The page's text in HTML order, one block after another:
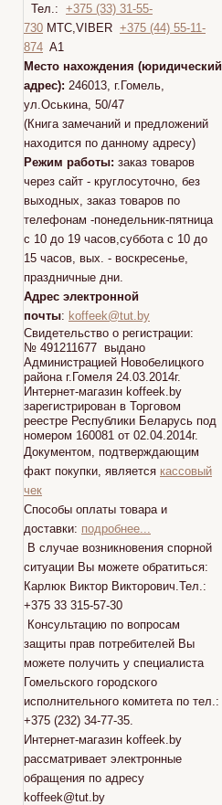
Тел.: +375 (33) 31-55-
730 МТС,VIBER +375 (44) 55-11-
874 A1
Место нахождения (юридический
адрес): 246013, г.Гомель,
ул.Оськина, 50/47
(Книга замечаний и предложений
находится по данному адресу)
Режим работы: заказ товаров
через сайт - круглосуточно, без
выходных, заказ товаров по
телефонам -понедельник-пятница
с 10 до 19 часов,суббота с 10 до
15 часов, вых. - воскресенье,
праздничные дни.
Адрес электронной
почты: koffeek@tut.by
Свидетельство о регистрации:
№ 491211677 выдано
Администрацией Новобелицкого
района г.Гомеля 24.03.2014г.
Интернет-магазин koffeek.by
зарегистрирован в Торговом
реестре Республики Беларусь под
номером 160081 от 02.04.2014г.
Документом, подтверждающим
факт покупки, является кассовый
чек
Способы оплаты товара и
доставки: подробнее...
В случае возникновения спорной
ситуации Вы можете обратиться:
Карлюк Виктор Викторович.Тел.:
+375 33 315-57-30
Консультацию по вопросам
защиты прав потребителей Вы
можете получить у специалиста
Гомельского городского
исполнительного комитета по тел.:
+375 (232) 34-77-35.
Интернет-магазин koffeek.by
рассматривает электронные
обращения по адресу
koffeek@tut.by